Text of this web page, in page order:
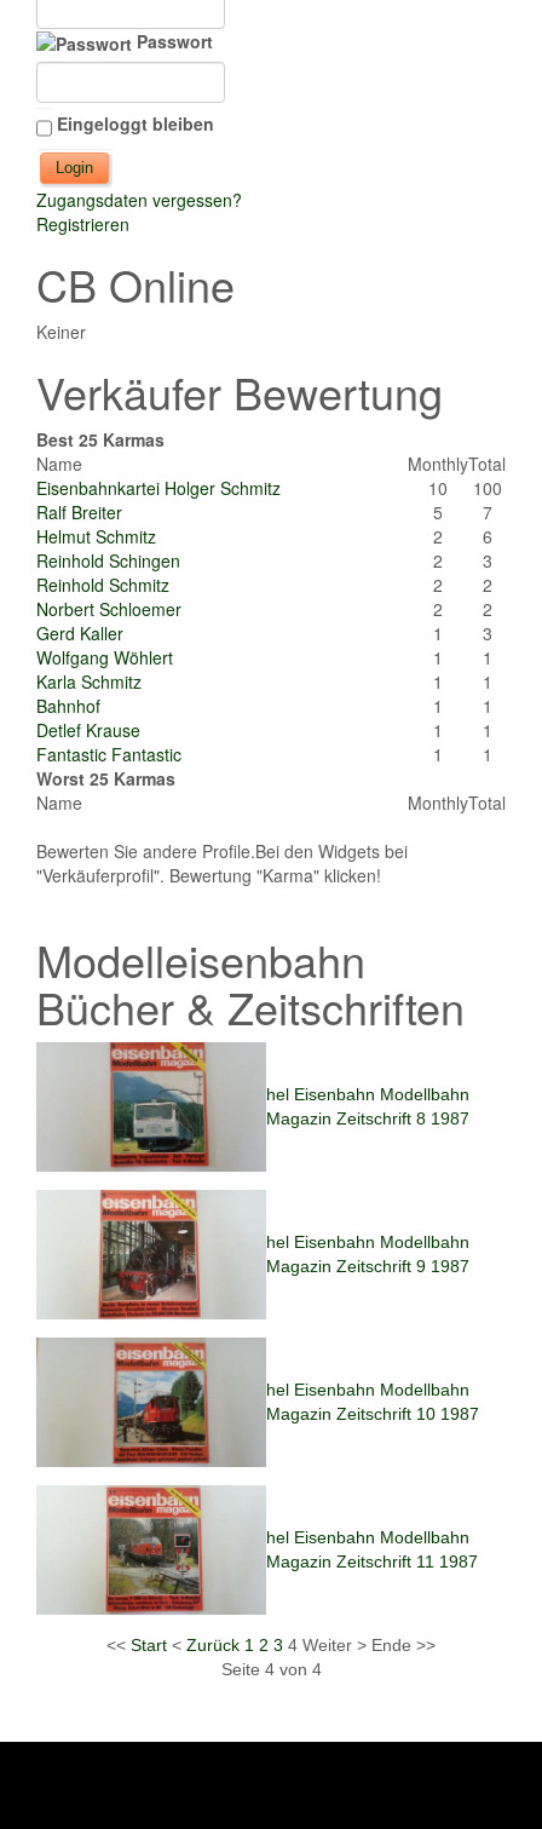
Passwort
Eingeloggt bleiben
Zugangsdaten vergessen?
Registrieren
CB Online
Keiner
Verkäufer Bewertung
Best 25 Karmas
Name
MonthlyTotal
Eisenbahnkartei Holger Schmitz
10
100
Ralf Breiter
5
7
Helmut Schmitz
2
6
Reinhold Schingen
2
3
Reinhold Schmitz
2
2
Norbert Schloemer
2
2
Gerd Kaller
1
3
Wolfgang Wöhlert
1
1
Karla Schmitz
1
1
Bahnhof
1
1
Detlef Krause
1
1
Fantastic Fantastic
1
1
Worst 25 Karmas
Name
MonthlyTotal
Bewerten Sie andere Profile.Bei den Widgets bei
"Verkäuferprofil". Bewertung "Karma" klicken!
Modelleisenbahn
Bücher & Zeitschriften
hel Eisenbahn Modellbahn
Magazin Zeitschrift 8 1987
hel Eisenbahn Modellbahn
Magazin Zeitschrift 9 1987
hel Eisenbahn Modellbahn
Magazin Zeitschrift 10 1987
hel Eisenbahn Modellbahn
Magazin Zeitschrift 11 1987
<< Start < Zurück 1 2 3 4 Weiter > Ende >>
Seite 4 von 4